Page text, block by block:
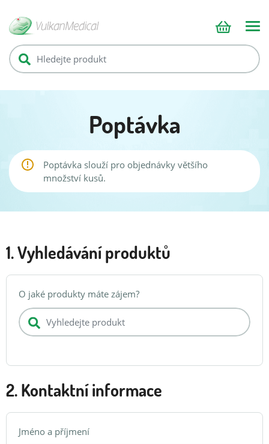
Poptávka
Poptávka slouží pro objednávky většího
množství kusů.
1. Vyhledávání produktů
O jaké produkty máte zájem?
2. Kontaktní informace
Jméno a příjmení